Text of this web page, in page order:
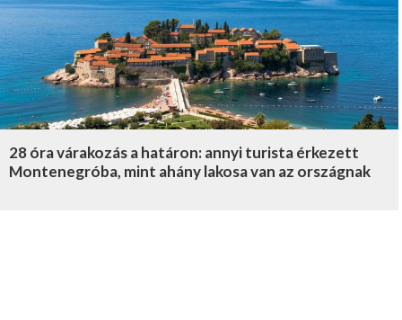
28 óra várakozás a határon: annyi turista érkezett
Montenegróba, mint ahány lakosa van az országnak